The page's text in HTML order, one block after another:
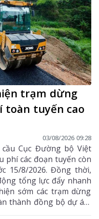
trạm dừng
toàn tuyến cao
03/08/2026 09:28
Cục Đường bộ Việt
phí các đoạn tuyến còn
15/8/2026. Đồng thời,
tổng lực đẩy nhanh
sớm các trạm dừng
thành đồng bộ dự án,
tốc